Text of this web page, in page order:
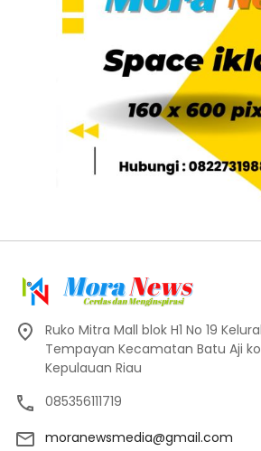
Ruko Mitra Mall blok H1 No 19
Tempayan Kecamatan Batu Aji
Kepulauan Riau
085356111719
moranewsmedia@gmail.com